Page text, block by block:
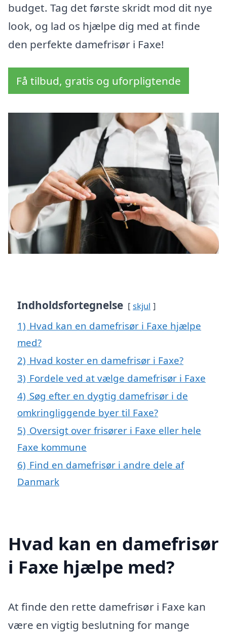
budget. Tag det første skridt mod dit nye
look, og lad os hjælpe dig med at finde
den perfekte damefrisør i Faxe!
Få tilbud, gratis og uforpligtende
Indholdsfortegnelse skjul
1) Hvad kan en damefrisør i Faxe hjælpe
med?
2) Hvad koster en damefrisør i Faxe?
3) Fordele ved at vælge damefrisør i Faxe
4) Søg efter en dygtig damefrisør i de
omkringliggende byer til Faxe?
5) Oversigt over frisører i Faxe eller hele
Faxe kommune
6) Find en damefrisør i andre dele af
Danmark
Hvad kan en damefrisør
i Faxe hjælpe med?
At finde den rette damefrisør i Faxe kan
være en vigtig beslutning for mange